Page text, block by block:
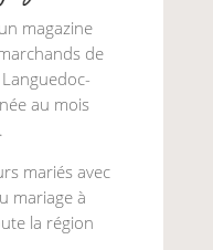
magazine
de
au mois
mariés avec
mariage à
la région